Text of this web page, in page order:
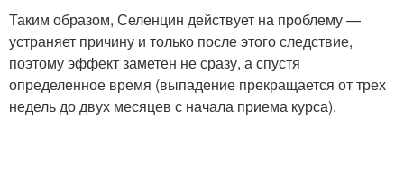
Таким образом, Селенцин действует на проблему —
устраняет причину и только после этого следствие,
поэтому эффект заметен не сразу, а спустя
определенное время (выпадение прекращается от трех
недель до двух месяцев с начала приема курса).